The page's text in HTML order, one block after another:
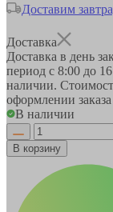
Доставим
Доставка
Доставка в день
период с 8:00 до
наличии.
оформлении
В наличии
В корзину